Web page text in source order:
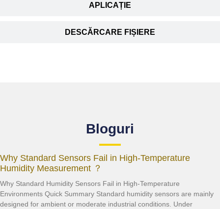
APLICAȚIE
DESCĂRCARE FIȘIERE
Bloguri
Why Standard Sensors Fail in High-Temperature
Humidity Measurement ？
Why Standard Humidity Sensors Fail in High-Temperature
Environments Quick Summary Standard humidity sensors are mainly
designed for ambient or moderate industrial conditions. Under